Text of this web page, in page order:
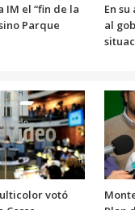
IM el “fin de la
Parque
En
al
votó